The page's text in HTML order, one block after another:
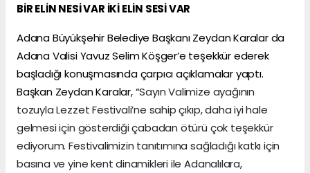
BİR ELİN NESİ VAR İKİ ELİN SESİ VAR
Adana Büyükşehir Belediye Başkanı Zeydan Karalar da
Adana Valisi Yavuz Selim Köşger’e teşekkür ederek
başladığı konuşmasında çarpıcı açıklamalar yaptı.
Başkan Zeydan Karalar, “Sayın Valimize ayağının
tozuyla Lezzet Festivali’ne sahip çıkıp, daha iyi hale
gelmesi için gösterdiği çabadan ötürü çok teşekkür
ediyorum. Festivalimizin tanıtımına sağladığı katkı için
basına ve yine kent dinamikleri ile Adanalılara,